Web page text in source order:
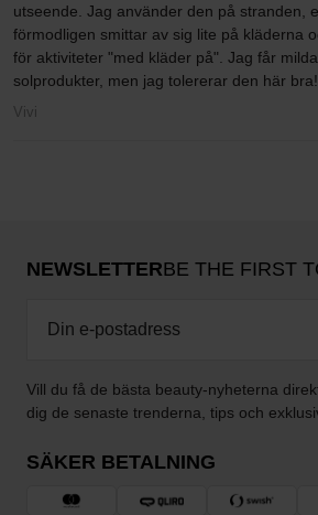
utseende. Jag använder den på stranden,
förmodligen smittar av sig lite på kläderna
för aktiviteter "med kläder på". Jag får
solprodukter, men jag tolererar den här bra!
Vivi
NEWSLETTERBE THE FIRST
Vill du få de bästa beauty-nyheterna
dig de senaste trenderna, tips och
SÄKER BETALNING